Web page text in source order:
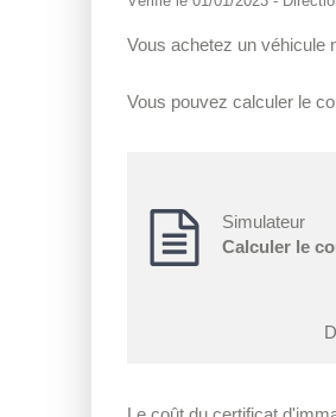
Vous achetez un véhicule
Vous pouvez calculer le
Simulateur
Calculer le